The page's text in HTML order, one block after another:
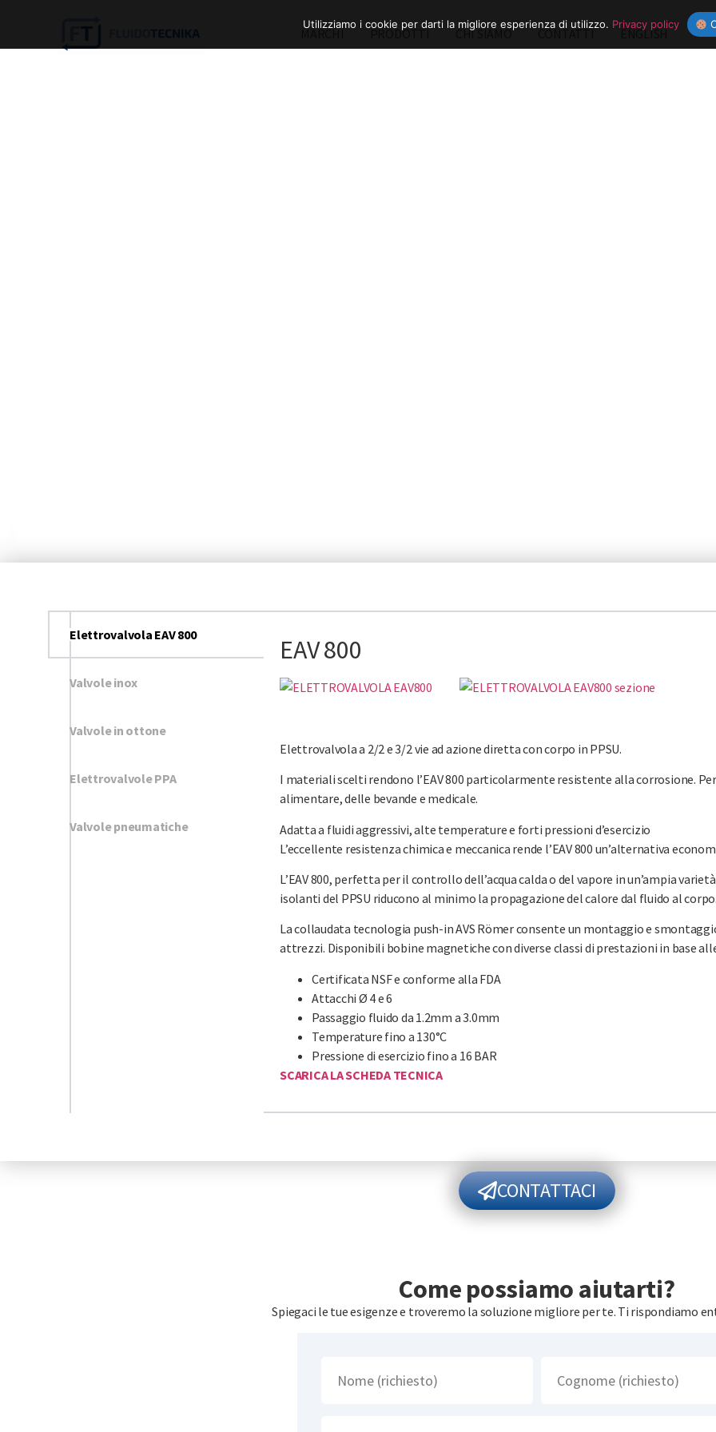
MARCHI PRODOTTI CHI SIAMO CONTATTI ENGLISH
Elettrovalvola EAV 800
Valvole inox
Valvole in ottone
Elettrovalvole PPA
Valvole pneumatiche
EAV 800
Elettrovalvola a 2/2 e 3/2 vie ad azione diretta con corpo in PPSU.
I materiali scelti rendono l’EAV 800 particolarmente resistente alla corrosione.
alimentare, delle bevande e medicale.
Adatta a fluidi aggressivi, alte temperature e forti pressioni d’esercizio
L’eccellente resistenza chimica e meccanica rende l’EAV 800 un’alternativa
L’EAV 800, perfetta per il controllo dell’acqua calda o del vapore in un’ampia
isolanti del PPSU riducono al minimo la propagazione del calore dal fluido al corpo.
La collaudata tecnologia push-in AVS Römer consente un montaggio e
attrezzi. Disponibili bobine magnetiche con diverse classi di prestazioni in base
Certificata NSF e conforme alla FDA
Attacchi Ø 4 e 6
Passaggio fluido da 1.2mm a 3.0mm
Temperature fino a 130°C
Pressione di esercizio fino a 16 BAR
SCARICA LA SCHEDA TECNICA
CONTATTACI
Come possiamo aiutarti?
Spiegaci le tue esigenze e troveremo la soluzione migliore per te. Ti rispondiamo
Utilizziamo i cookie per darti la migliore esperienza di utilizzo. Privacy policy